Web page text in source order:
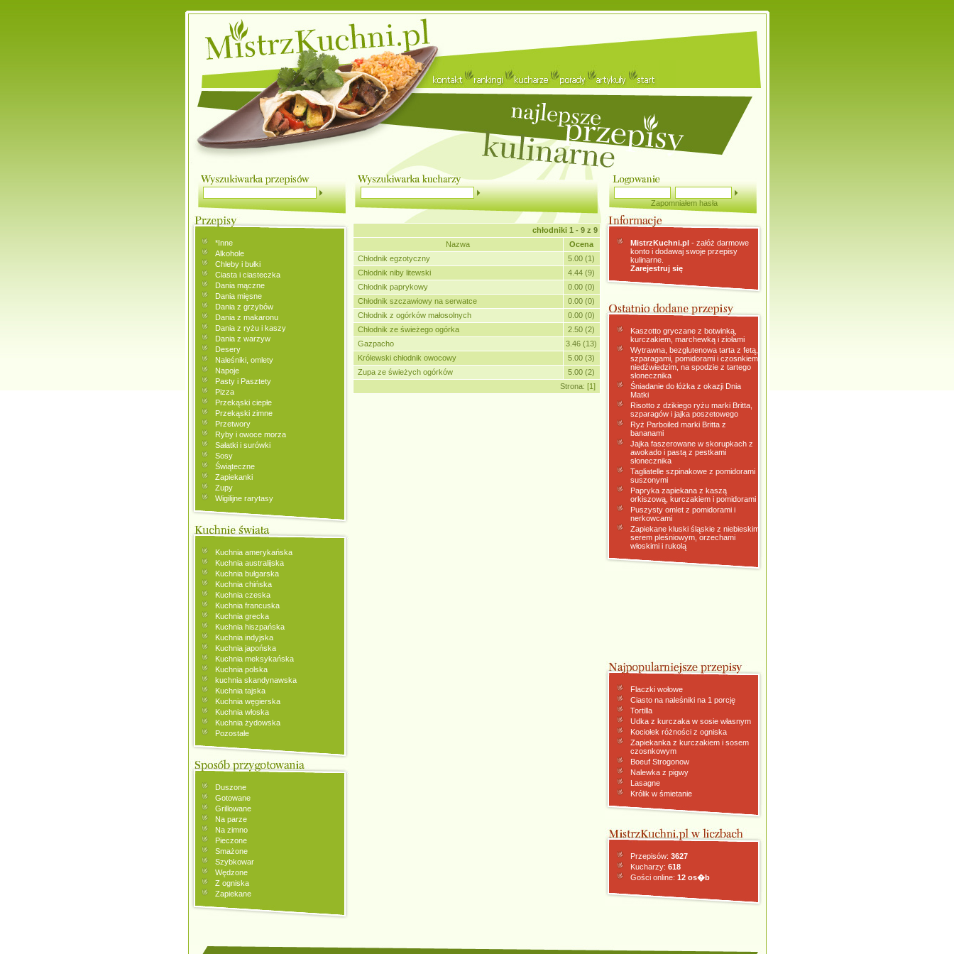
Zapomniałem hasła
*Inne
Alkohole
Chleby i bułki
Ciasta i ciasteczka
Dania mączne
Dania mięsne
Dania z grzybów
Dania z makaronu
Dania z ryżu i kaszy
Dania z warzyw
Desery
Naleśniki, omlety
Napoje
Pasty i Pasztety
Pizza
Przekąski ciepłe
Przekąski zimne
Przetwory
Ryby i owoce morza
Sałatki i surówki
Sosy
Świąteczne
Zapiekanki
Zupy
Wigilijne rarytasy
Kuchnia amerykańska
Kuchnia australijska
Kuchnia bułgarska
Kuchnia chińska
Kuchnia czeska
Kuchnia francuska
Kuchnia grecka
Kuchnia hiszpańska
Kuchnia indyjska
Kuchnia japońska
Kuchnia meksykańska
Kuchnia polska
kuchnia skandynawska
Kuchnia tajska
Kuchnia węgierska
Kuchnia włoska
Kuchnia żydowska
Pozostałe
Duszone
Gotowane
Grillowane
Na parze
Na zimno
Pieczone
Smażone
Szybkowar
Wędzone
Z ogniska
Zapiekane
chłodniki 1 - 9 z 9
Nazwa
Ocena
Chłodnik egzotyczny
5.00 (1)
Chłodnik niby litewski
4.44 (9)
Chłodnik paprykowy
0.00 (0)
Chłodnik szczawiowy na serwatce
0.00 (0)
Chłodnik z ogórków małosolnych
0.00 (0)
Chłodnik ze świeżego ogórka
2.50 (2)
Gazpacho
3.46 (13)
Królewski chłodnik owocowy
5.00 (3)
Zupa ze świeżych ogórków
5.00 (2)
Strona: [1]
MistrzKuchni.pl- załóż darmowe
konto i dodawaj swoje przepisy
kulinarne.
Zarejestruj się
Kaszotto gryczane z botwinką,
kurczakiem, marchewką i ziołami
Wytrawna, bezglutenowa tarta z fetą,
szparagami, pomidorami i czosnkiem
niedźwiedzim, na spodzie z tartego
słonecznika
Śniadanie do łóżka z okazji Dnia
Matki
Risotto z dzikiego ryżu marki Britta,
szparagów i jajka poszetowego
Ryż Parboiled marki Britta z
bananami
Jajka faszerowane w skorupkach z
awokado i pastą z pestkami
słonecznika
Tagliatelle szpinakowe z pomidorami
suszonymi
Papryka zapiekana z kaszą
orkiszową, kurczakiem i pomidorami
Puszysty omlet z pomidorami i
nerkowcami
Zapiekane kluski śląskie z niebieskim
serem pleśniowym, orzechami
włoskimi i rukolą
Flaczki wołowe
Ciasto na naleśniki na 1 porcję
Tortilla
Udka z kurczaka w sosie własnym
Kociołek różności z ogniska
Zapiekanka z kurczakiem i sosem
czosnkowym
Boeuf Strogonow
Nalewka z pigwy
Lasagne
Królik w śmietanie
Przepisów: 3627
Kucharzy: 618
Gości online: 12 os�b